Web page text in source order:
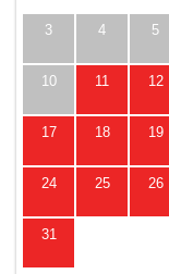
3 4 5
10 11 12
17 18 19
24 25 26
31